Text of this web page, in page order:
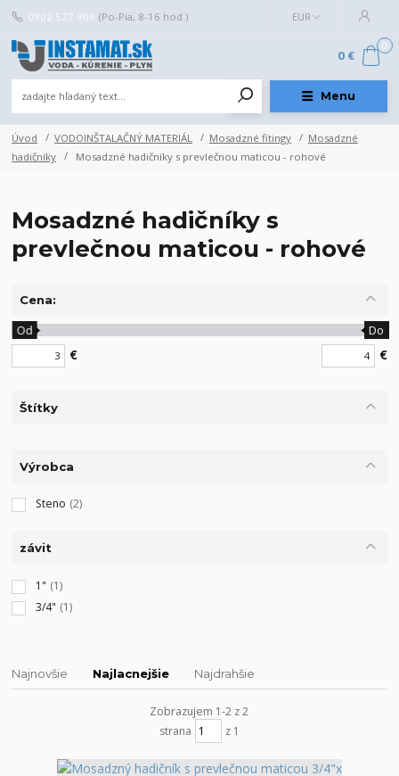
Menu
EUR
0902 527 909 (Po-Pia, 8-16 hod.)
0
0 €
Úvod VODOINŠTALAČNÝ MATERIÁL Mosadzné fitingy
Mosadzné
hadičníky
Mosadzné hadičníky s prevlečnou maticou - rohové
Mosadzné hadičníky s
prevlečnou maticou - rohové
Cena:
€
Od Do
€
Štítky
Výrobca
Steno (2)
závit
1" (1)
3/4" (1)
Najnovšie Najlacnejšie Najdrahšie
Zobrazujem 1-2 z 2
strana
z 1